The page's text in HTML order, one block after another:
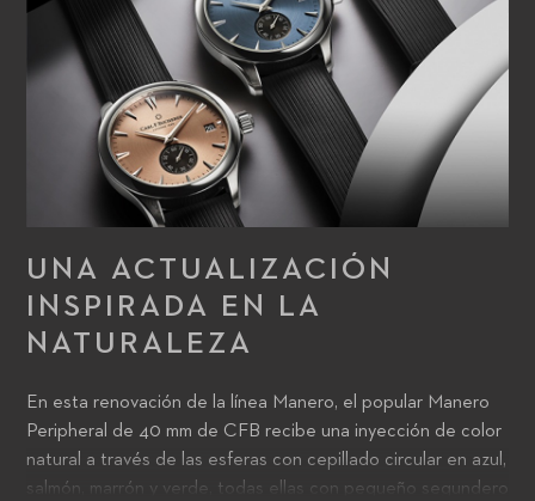
UNA ACTUALIZACIÓN
INSPIRADA EN LA
NATURALEZA
En esta renovación de la línea Manero, el popular Manero
Peripheral de 40 mm de CFB recibe una inyección de color
natural a través de las esferas con cepillado circular en azul,
salmón, marrón y verde, todas ellas con pequeño segundero